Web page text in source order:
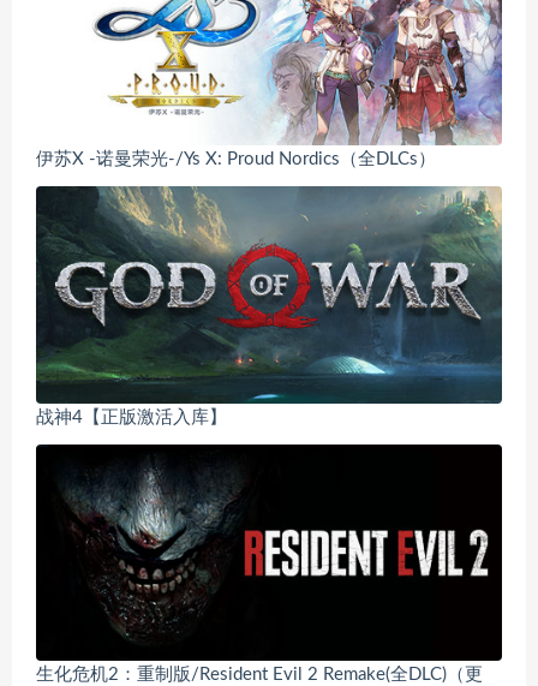
伊苏X -诺曼荣光-/Ys X: Proud Nordics（全DLCs）
战神4【正版激活入库】
生化危机2：重制版/Resident Evil 2 Remake(全DLC)（更